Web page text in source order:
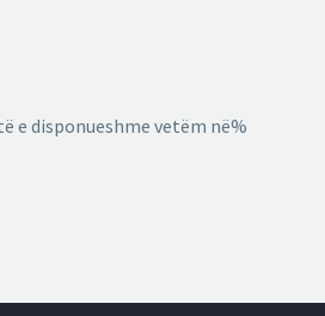
e disponueshme vetëm në%